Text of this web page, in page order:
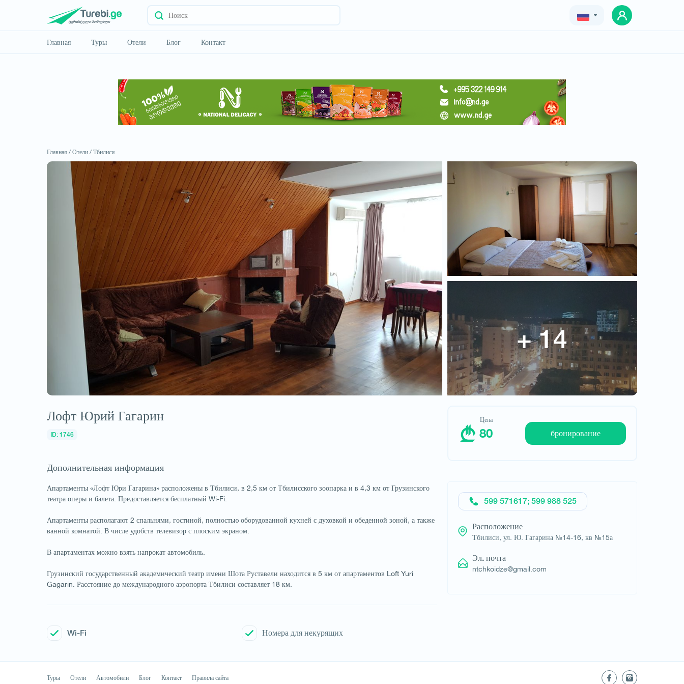
Главная Туры Отели Блог Контакт
Запросить отель
Лофт Юрий Гагарин
Цена
80
Главная / Отели / Тбилиси
Лофт Юрий Гагарин
ID: 1746
Дополнительная информация
Апартаменты «Лофт Юри Гагарина» расположены в Тбилиси, в 2,5 км от Тбилисского зоопарка и в 4,3 км от Грузинского
театра оперы и балета. Предоставляется бесплатный Wi-Fi.
Апартаменты располагают 2 спальнями, гостиной, полностью оборудованной кухней с духовкой и обеденной зоной, а также
ванной комнатой. В числе удобств телевизор с плоским экраном.
В апартаментах можно взять напрокат автомобиль.
Грузинский государственный академический театр имени Шота Руставели находится в 5 км от апартаментов Loft Yuri
Gagarin. Расстояние до международного аэропорта Тбилиси составляет 18 км.
Wi-Fi Номера для некурящих
Цена
80 бронирование
599 571617; 599 988 525
Расположение
Тбилиси, ул. Ю. Гагарина №14-16, кв №15а
Эл. почта
ntchkoidze@gmail.com
Туры Отели Автомобили Блог Контакт Правила сайта